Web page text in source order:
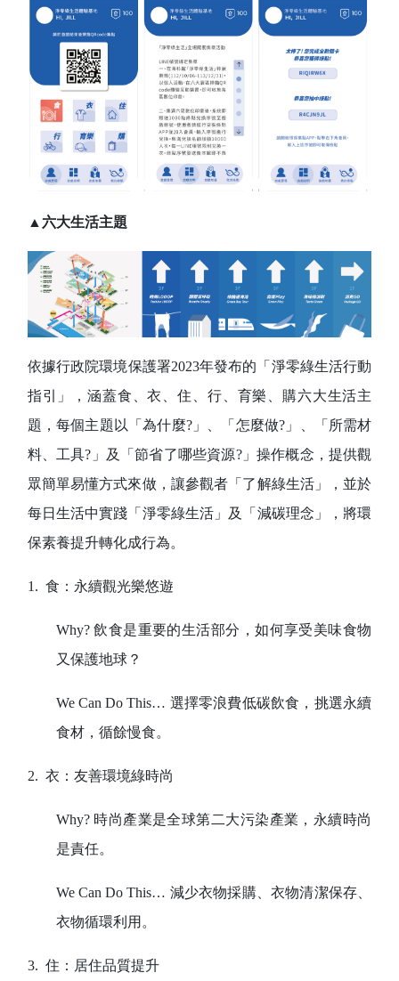
▲ 六大生活主題
依據行政院環境保護署2023年發布的「淨零綠生活行動
指引」，涵蓋食、衣、住、行、育樂、購六大生活主
題，每個主題以「為什麼?」、「怎麼做? 」、「所需材
料、工具? 」及「節省了哪些資源?」操作概念，提供觀
眾簡單易懂方式來做，讓參觀者「了解綠生活」，並於
每日生活中實踐「淨零綠生活」及「減碳理念 」，將環
保素養提升轉化成行為。
1. 食：永續觀光樂悠遊
Why?飲食是重要的生活部分，如何享受美味食物
又保護地球？
We Can Do This… 選擇零浪費低碳飲食，挑選永續
食材，循餘慢食。
2. 衣：友善環境綠時尚
Why? 時尚產業是全球第二大污染產業，永續時尚
是責任。
We Can Do This… 減少衣物採購、衣物清潔保存、
衣物循環利用。
3. 住：居住品質提升